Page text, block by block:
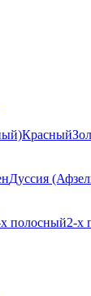
Красный
Дуссия
полосный2-х